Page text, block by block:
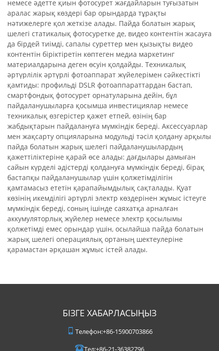
немесе әдетте қиын фотосурет жағдайларын туғызатын
аралас жарық көздері бар орындарда тұрақты
нәтижелерге қол жеткізе алады. Пайда болатын жарық
шелегі статикалық фотосуретке де, видео контентін жасауға
да бірдей тиімді, сапалы суреттер мен қызықты видео
контентін біріктіретін көптеген медиа маркетинг
материалдарына деген өсуін қолдайды. Техникалық
әртүрлілік әртүрлі фотоаппарат жүйелерімен сәйкестікті
қамтиды: профильді DSLR фотоаппараттардан бастап,
смартфондық фотосурет орнатуларына дейін, бұл
пайдаланушыларға қосымша инвестициялар немесе
техникалық өзгерістер қажет етпей, өзінің бар
жабдықтарын пайдалануға мүмкіндік береді. Аксессуарлар
мен жақсарту опцияларына модульді тәсіл қолдану арқылы
пайда болатын жарық шелегі пайдаланушылардың
қажеттіліктеріне қарай өсе алады: дағдылары дамыған
сайын күрделі әдістерді қолдануға мүмкіндік береді, бірақ
бастапқы пайдаланушылар үшін қолжетімділігін
қамтамасыз ететін қарапайымдылық сақталады. Қуат
көзінің икемділігі әртүрлі электр көздерінен жұмыс істеуге
мүмкіндік береді, соның ішінде саяхатқа арналған
аккумуляторлық жүйелер немесе электр қосылымы
қолжетімді емес орындар үшін, осылайша пайда болатын
жарық шелегі операциялық ортаның шектеулеріне
қарамастан әрқашан жұмыс істей алады.
БІЗГЕ ХАБАРЛАСЫҢЫЗ
Телефон:+86-15900703866
Тел:+86-21-36382796